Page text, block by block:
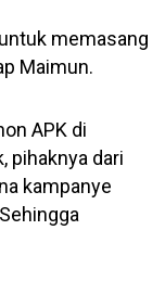
memasang
Maimun.
APK di
pihaknya dari
kampanye